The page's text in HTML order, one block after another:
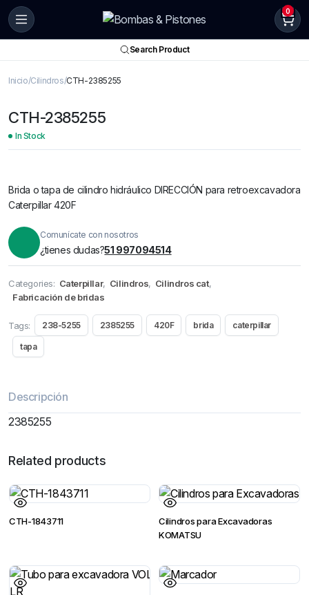
0
Search Product
Inicio Cilindros CTH-2385255
CTH-2385255
In Stock
Brida o tapa de cilindro hidráulico DIRECCIÓN para retroexcavadora
Caterpillar 420F
Comunícate con nosotros
¿tienes dudas?51 997094514
Categories: Caterpillar, Cilindros, Cilindros cat,
Fabricación de bridas
Tags: 238-5255 2385255 420F brida caterpillar
tapa
Descripción
2385255
Related products
CTH-1843711
Cilindros para Excavadoras
KOMATSU